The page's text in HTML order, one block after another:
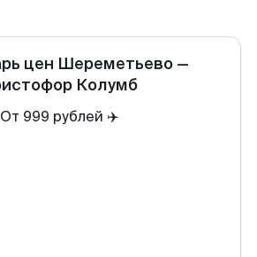
цен Шереметьево —
Колумб
От 999 рублей ✈️